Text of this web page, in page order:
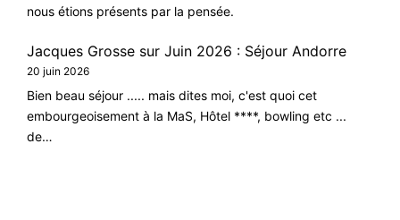
nous étions présents par la pensée.
Jacques Grosse sur Juin 2026 : Séjour Andorre
20 juin 2026
Bien beau séjour ..... mais dites moi, c'est quoi cet
embourgeoisement à la MaS, Hôtel ****, bowling etc ...
de…